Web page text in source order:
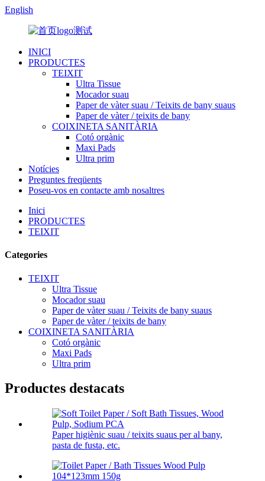
English
INICI
PRODUCTES
TEIXIT
Ultra Tissue
Mocador suau
Paper de vàter suau / Teixits de bany suaus
Paper de vàter / teixits de bany
COIXINETA SANITÀRIA
Cotó orgànic
Maxi Pads
Ultra prim
Notícies
Preguntes freqüents
Poseu-vos en contacte amb nosaltres
Inici
PRODUCTES
TEIXIT
Categories
TEIXIT
Ultra Tissue
Mocador suau
Paper de vàter suau / Teixits de bany suaus
Paper de vàter / teixits de bany
COIXINETA SANITÀRIA
Cotó orgànic
Maxi Pads
Ultra prim
Productes destacats
Paper higiènic suau / teixits suaus per al bany,
pasta de fusta, etc.